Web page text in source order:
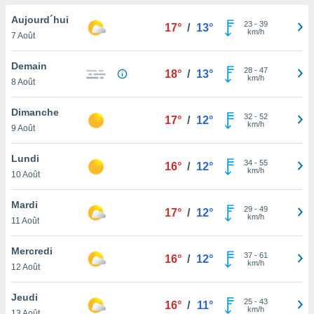
et
»,
de
qu'ils
ou
de
le
ainsi
la
du
Aujourd´hui
7 Août
17° / 13° 23- 39
km/h
Demain
8 Août
18° / 13° 28- 47
km/h
Dimanche
9 Août
17° / 12° 32- 52
km/h
Lundi
10 Août
16° / 12° 34- 55
km/h
Mardi
11 Août
17° / 12° 29- 49
km/h
Mercredi
12 Août
16° / 12° 37- 61
km/h
Jeudi
16° / 11° 25- 43
km/h